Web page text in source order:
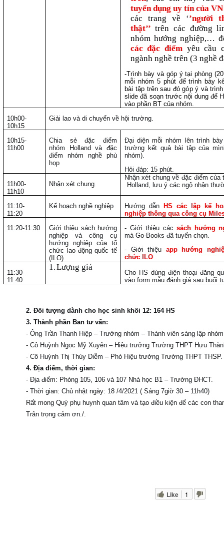
tuyển dụng uy tín của VN
các trang về ‘’người
thật’’ trên các đường
nhóm hướng nghiệp,…
các đặc điểm yêu cầu
ngành nghề trên (3 nghề
-Trình bày và góp ý tại phòng
mỗi nhóm 5 phút để trình bày
bài tập trên sau đó góp ý và
slide đã soạn trước nội dung để
vào phần BT của nhóm.
10h00-
10h15
Giải lao và di chuyển về hội trường.
10h15-
11h00
Chia sẻ đặc điểm
nhóm Holland và đặc
điểm nhóm nghề phù
họp
Đại diện mỗi nhóm lên trình
trường kết quả bài tập của
nhóm).
Hỏi đáp: 15 phút.
11h00-
11h10
Nhận xét chung
Nhận xét chung về đặc điểm của
Holland, lưu ý các ngộ nhận
11:10-
11:20
Kế hoạch nghề nghiệp Hướng dẫn
HS các lập kế
nghiệp thông qua công cụ
11:20-11:30
Giới thiệu sách hướng
nghiệp và công cụ
hướng nghiệp của tổ
chức lao động quốc tế
(ILO)
- Giới thiệu cácsách hướng
mà Go-Books đã tuyển chọn.
- Giới thiệu app hướng
chức ILO
11:30-
11:40
1.Lượng giá
Cho HS dùng điện thoại đăng
vào form mẫu đánh giá sau buổi
2. Đối tượng dành cho học sinh khối 12: 164 HS
3. Thành phần Ban tư vấn:
- Ông Trần Thanh Hiệp – Trưởng nhóm – Thành viên sáng lập
- Cô Huỳnh Ngọc Mỹ Xuyên – Hiệu trưởng Trường THPT Hựu
- Cô Huỳnh Thị Thúy Diễm – Phó Hiệu trưởng Trường THPT THSP.
4. Địa điểm, thời gian:
- Địa điểm: Phòng 105, 106 và 107 Nhà học B1 – Trường ĐHCT.
- Thời gian: Chủ nhật ngày: 18 /4/2021 ( Sáng 7giờ 30 – 11h40)
Rất mong Quý phụ huynh quan tâm và tạo điều kiện để các con
Trân trọng cảm ơn./.
Like 1